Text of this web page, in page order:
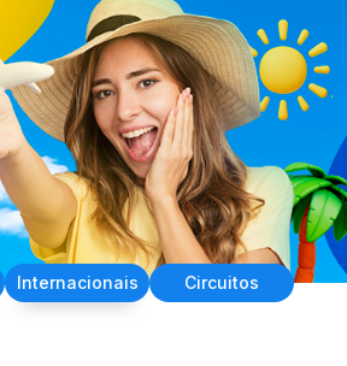
Internacionais Circuitos